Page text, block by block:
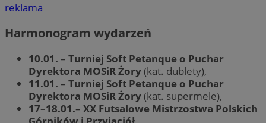
reklama
Harmonogram wydarzeń
10.01. – Turniej Soft Petanque o Puchar
Dyrektora MOSiR Żory(kat. dublety),
11.01. – Turniej Soft Petanque o Puchar
Dyrektora MOSiR Żory(kat. supermele),
17–18.01.– XX Futsalowe Mistrzostwa Polskich